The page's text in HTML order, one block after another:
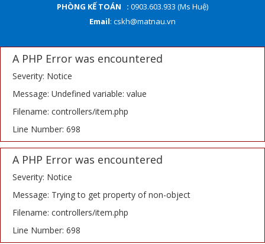
PHÒNG KẾ TOÁN : 0903.603.933 (Ms Huệ)
Email: cskh@matnau.vn
A PHP Error was encountered
Severity: Notice
Message: Undefined variable: value
Filename: controllers/item.php
Line Number: 698
A PHP Error was encountered
Severity: Notice
Message: Trying to get property of non-object
Filename: controllers/item.php
Line Number: 698